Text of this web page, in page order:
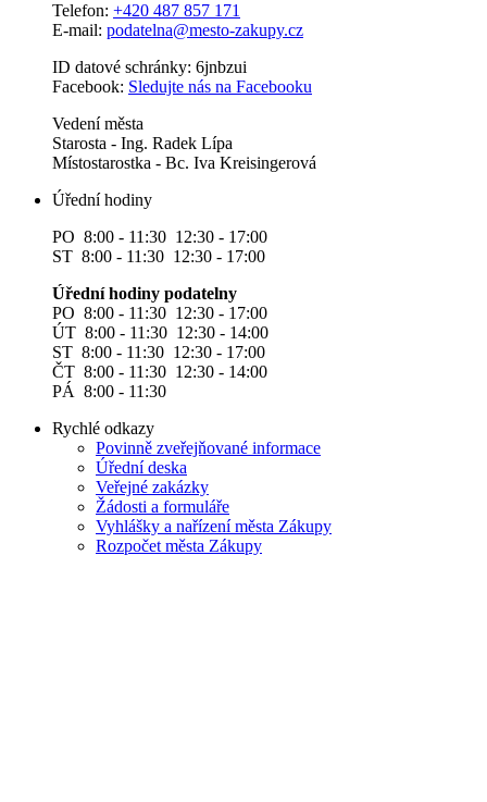
Telefon: +420 487 857 171
E-mail: podatelna@mesto-zakupy.cz
ID datové schránky: 6jnbzui
Facebook: Sledujte nás na Facebooku
Vedení města
Starosta - Ing. Radek Lípa
Místostarostka - Bc. Iva Kreisingerová
Úřední hodiny
PO 8:00 - 11:30 12:30 - 17:00
ST 8:00 - 11:30 12:30 - 17:00
Úřední hodiny podatelny
PO 8:00 - 11:30 12:30 - 17:00
ÚT 8:00 - 11:30 12:30 - 14:00
ST 8:00 - 11:30 12:30 - 17:00
ČT 8:00 - 11:30 12:30 - 14:00
PÁ 8:00 - 11:30
Rychlé odkazy
Povinně zveřejňované informace
Úřední deska
Veřejné zakázky
Žádosti a formuláře
Vyhlášky a nařízení města Zákupy
Rozpočet města Zákupy